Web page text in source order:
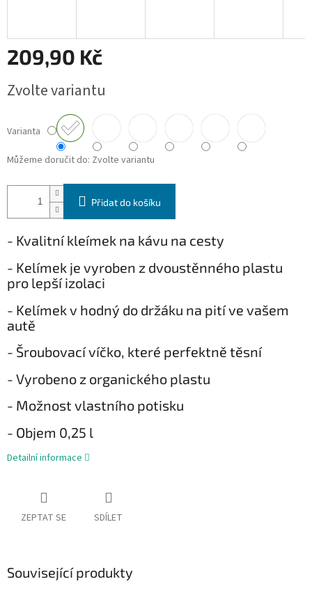
209,90 Kč
cena:
Zvolte variantu
Varianta
Můžeme doručit do: Zvolte variantu
Přidat do košíku
- Kvalitní kleímek na kávu na cesty
- Kelímek je vyroben z dvoustěnného plastu
pro lepší izolaci
- Kelímek v hodný do držáku na pití ve vašem
autě
- Šroubovací víčko, které perfektně těsní
- Vyrobeno z organického plastu
- Možnost vlastního potisku
- Objem 0,25 l
Detailní informace
ZEPTAT SE SDÍLET
Související produkty